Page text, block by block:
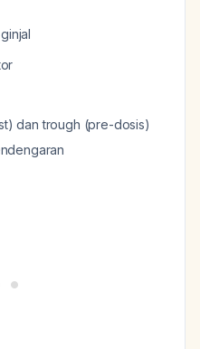
dan trough (pre-dosis)